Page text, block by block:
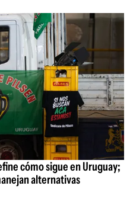
cómo sigue en Uruguay;
alternativas